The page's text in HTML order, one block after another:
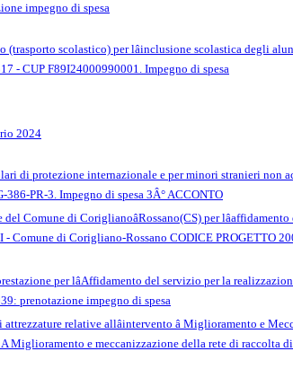
impegno di spesa
(trasporto scolastico) per lâinclusione scolastica degli
- CUP F89I24000990001. Impegno di spesa
2024
di protezione internazionale e per minori stranieri non
386-PR-3. Impegno di spesa 3Â° ACCONTO
di CoriglianoâRossano(CS) per lâaffidamento
di Corigliano-Rossano CODICE PROGETTO
per lâAffidamento del servizio per la
prenotazione impegno di spesa
relative allâintervento â Miglioramento e
A Miglioramento e meccanizzazione della rete di